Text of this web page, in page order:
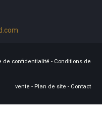
de confidentialité - Conditions de
vente - Plan de site - Contact